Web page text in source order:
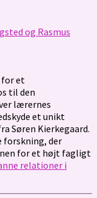
og Rasmus
for et
til den
lærernes
et unikt
Søren Kierkegaard.
forskning, der
for et højt fagligt
relationer i